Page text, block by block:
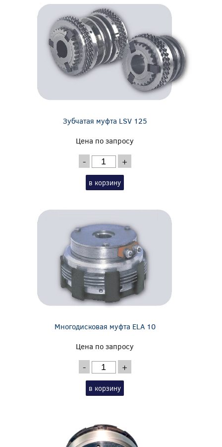
Зубчатая муфта LSV 125
Цена по запросу
- +
в корзину
Многодисковая муфта ELA 10
Цена по запросу
- +
в корзину